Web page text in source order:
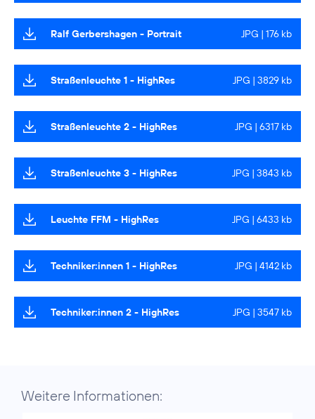
Ralf Gerbershagen - Portrait JPG | 176 kb
Straßenleuchte 1 - HighRes JPG | 3829 kb
Straßenleuchte 2 - HighRes JPG | 6317 kb
Straßenleuchte 3 - HighRes JPG | 3843 kb
Leuchte FFM - HighRes JPG | 6433 kb
Techniker:innen 1 - HighRes JPG | 4142 kb
Techniker:innen 2 - HighRes JPG | 3547 kb
Weitere Informationen: